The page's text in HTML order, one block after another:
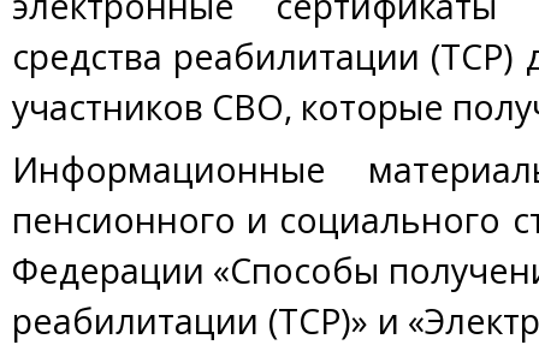
средства реабилитации
участников СВО, которые
Информационные
пенсионного и социального
Федерации «Способы
реабилитации (ТСР)» и